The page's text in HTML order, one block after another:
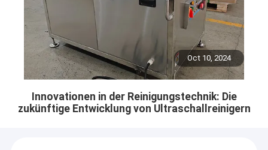
Oct 10, 2024
Innovationen in der Reinigungstechnik: Die
zukünftige Entwicklung von Ultraschallreinigern